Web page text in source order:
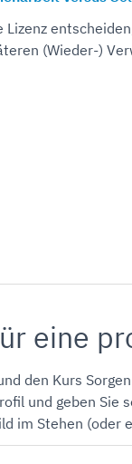
(Wieder-)
eine
den Kurs
und geben
im Stehen (oder